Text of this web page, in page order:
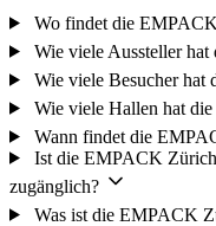
Wo findet die
Wie viele Aussteller
Wie viele Besucher
Wie viele Hallen hat
Wann findet die
Ist die EMPACK
zugänglich?
Was ist die EMPACK